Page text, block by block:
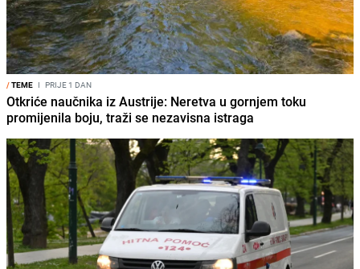
/TEME I PRIJE 1 DAN
Otkriće naučnika iz Austrije: Neretva u gornjem toku
promijenila boju, traži se nezavisna istraga